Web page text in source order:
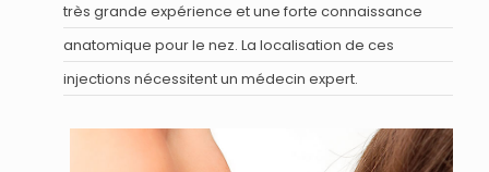
très grande expérience et une forte connaissance
anatomique pour le nez. La localisation de ces
injections nécessitent un médecin expert.